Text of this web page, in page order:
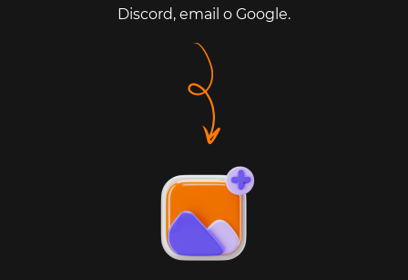
Discord, email o Google.